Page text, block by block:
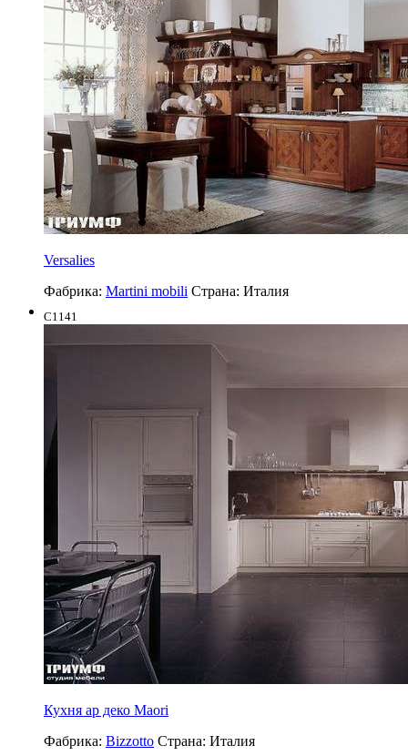
Versalies
Фабрика: Martini mobili Страна: Италия
C1141
Кухня ар деко Maori
Фабрика: Bizzotto Страна: Италия